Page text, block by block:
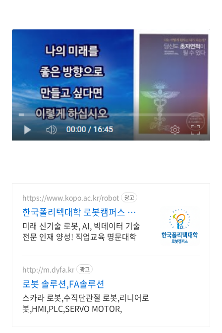
https://www.kopo.ac.kr/robot 광고
한국폴리텍대학 로봇캠퍼스 전
국 유일의 로봇특성화 대학
미래 신기술 로봇, AI, 빅데이터 기술
전문 인재 양성! 직업교육 명문대학
http://m.dyfa.kr 광고
로봇 솔루션,FA솔루션
스카라 로봇,수직단관절 로봇,리니어로
봇,HMI,PLC,SERVO MOTOR,